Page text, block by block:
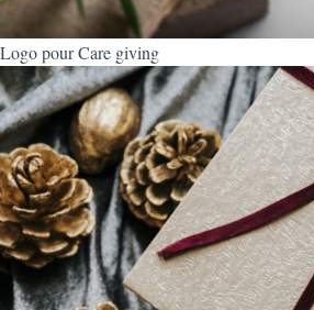
Logo pour Care giving